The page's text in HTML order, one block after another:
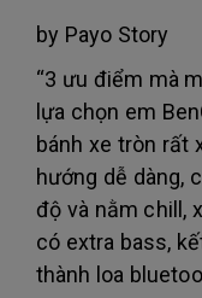
by Payo Story
“3 ưu điểm mà
lựa chọn em
bánh xe tròn rất
hướng dễ dàng,
độ và nằm chill,
có extra bass,
thành loa